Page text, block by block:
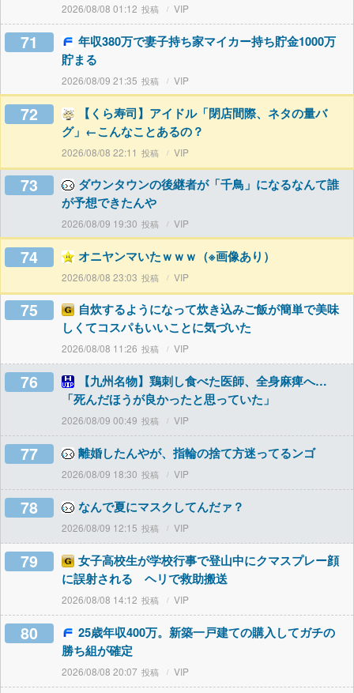
2026/08/08 01:12 VIP
71
年収380万で妻子持ち家マイカー持ち貯金1000万
貯まる
2026/08/09 21:35 VIP
72
【くら寿司】アイドル「閉店間際、ネタの量バ
グ」←こんなことあるの？
2026/08/08 22:11 VIP
73
ダウンタウンの後継者が「千鳥」になるなんて誰
が予想できたんや
2026/08/09 19:30 VIP
74 オニヤンマいたｗｗｗ（※画像あり）
2026/08/08 23:03 VIP
75
自炊するようになって炊き込みご飯が簡単で美味
しくてコスパもいいことに気づいた
2026/08/08 11:26 VIP
76
【九州名物】鶏刺し食べた医師、全身麻痺へ…
「死んだほうが良かったと思っていた」
2026/08/09 00:49 VIP
77 離婚したんやが、指輪の捨て方迷ってるンゴ
2026/08/09 18:30 VIP
78 なんで夏にマスクしてんだァ？
2026/08/09 12:15 VIP
79
女子高校生が学校行事で登山中にクマスプレー顔
に誤射される ヘリで救助搬送
2026/08/08 14:12 VIP
80
25歳年収400万。新築一戸建ての購入してガチの
勝ち組が確定
2026/08/08 20:07 VIP